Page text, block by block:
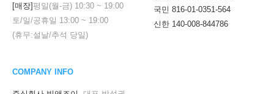
[매장]평일(월-금) 10:30 ~ 19:00
토/일/공휴일 13:00 ~ 19:00
(휴무:설날/추석 당일)
국민 816-01-0351-564
신한 140-008-844786
COMPANY INFO